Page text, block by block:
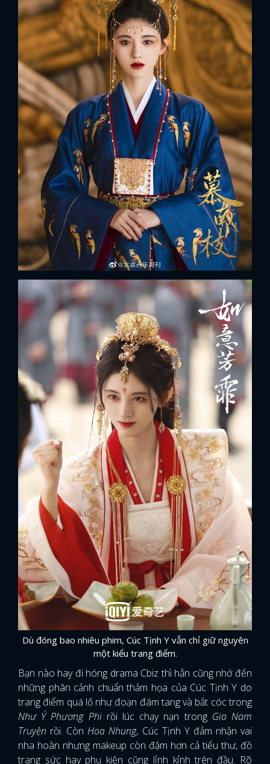
x
ĐĂNG NHẬP
Dù đóng bao nhiêu phim, Cúc Tịnh Y vẫn chỉ giữ nguyên
một kiểu trang điểm.
Bạn nào hay đi hóng drama Cbiz thì hẳn cũng nhớ đến
những phân cảnh chuẩn thảm họa của Cúc Tịnh Y do
trang điểm quá lố như đoạn đám tang và bắt cóc trong
Như Ý Phương Phirồi lúc chạy nạn trong Gia Nam
Truyện rồi. CònHoa Nhung, Cúc Tịnh Y đảm nhận vai
nha hoàn nhưng makeup còn đậm hơn cả tiểu thư, đồ
trang sức hay phụ kiện cũng lỉnh kỉnh trên đầu. Rõ